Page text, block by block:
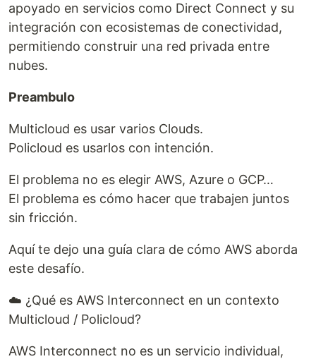
apoyado en servicios como Direct Connect y su
integración con ecosistemas de conectividad,
permitiendo construir una red privada entre
nubes.
Preambulo
Multicloud es usar varios Clouds.
Policloud es usarlos con intención.
El problema no es elegir AWS, Azure o GCP…
El problema es cómo hacer que trabajen juntos
sin fricción.
Aquí te dejo una guía clara de cómo AWS aborda
este desafío.
☁️ ¿Qué es AWS Interconnect en un contexto
Multicloud / Policloud?
AWS Interconnect no es un servicio individual,